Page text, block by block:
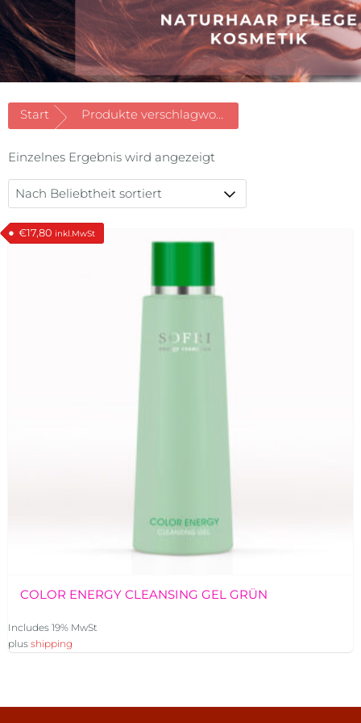
Start
Einzelnes Ergebnis wird angezeigt
COLOR ENERGY CLEANSING GEL GRÜN
€17,80 inkl.MwSt
Includes 19% MwSt
plus shipping